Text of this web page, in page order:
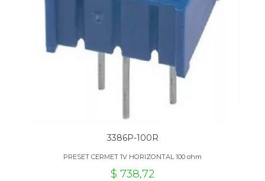
3386P-100R
PRESET CERMET 1V HORIZONTAL 100 ohm
$ 738,72